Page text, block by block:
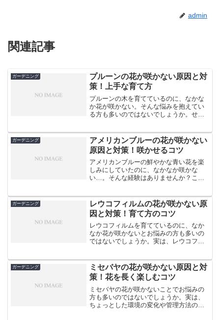
admin
関連記事
ガーデニング
プルーンの花が咲かない原因と対
策！上手な育て方
プルーンの木を育てているのに、なかな
か花が咲かない。そんな悩みを抱えてい
る方も多いのではないでしょうか。せっ
も、ご安心ください。プルーンの花が咲
かない原因はいくつかあり...
ガーデニング
アメリカンブルーの花が咲かない
原因と対策！咲かせるコツ
アメリカンブルーの鮮やかな青い花を楽
しみにしていたのに、なかなか咲かな
い…。そんな経験はありませんか？ここ
コツをご紹介します。アメリカンブルー
は、その爽やかな青色の花で...
ガーデニング
レウコフィルムの花が咲かない原
因と対策！育て方のコツ
レウコフィルムを育てているのに、なか
なか花が咲かないとお悩みの方も多いの
ではないでしょうか。実は、レウコフィ
は、レウコフィルムの花が咲かない原因
を探り、対策方法をご紹介...
ガーデニング
ミセバヤの花が咲かない原因と対
策！花を長く楽しむコツ
ミセバヤの花が咲かないことでお悩みの
方も多いのではないでしょうか。実は、
ちょっとした環境の変化や管理方法の見